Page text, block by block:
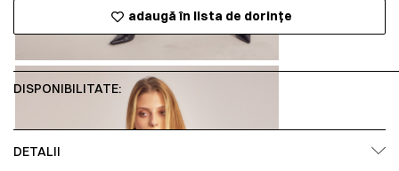
adaugă în lista de dorințe
DISPONIBILITATE:
DETALII